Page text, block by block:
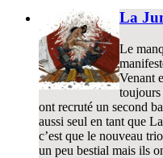
La
Le
Venant
toujours
ont recruté un second
aussi seul en tant que
c’est que le nouveau
un peu bestial mais ils